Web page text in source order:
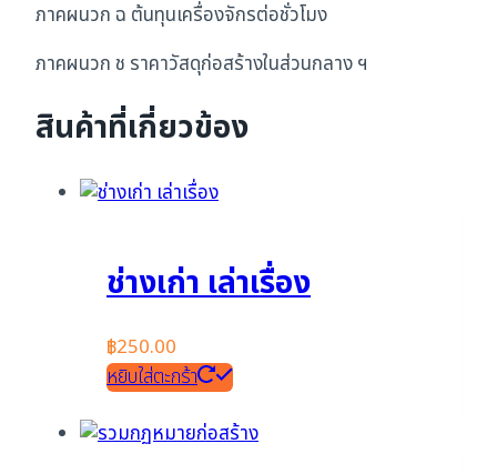
ภาคผนวก ฉ ต้นทุนเครื่องจักรต่อชั่วโมง
ภาคผนวก ช ราคาวัสดุก่อสร้างในส่วนกลาง ฯ
สินค้าที่เกี่ยวข้อง
ช่างเก่า เล่าเรื่อง
฿250.00
หยิบใส่ตะกร้า